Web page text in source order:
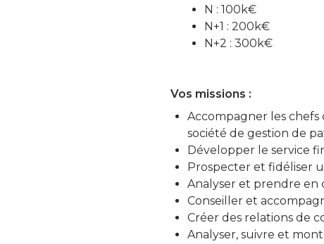
N : 100k€
N+1 : 200k€
N+2 : 300k€
Vos missions :
Accompagner les
société de gestion de
Développer le service
Prospecter et fidéliser
Analyser et prendre en
Conseiller et
Créer des relations de
Analyser, suivre et